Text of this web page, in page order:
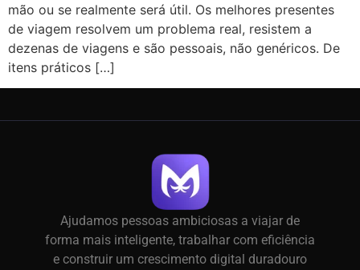
mão ou se realmente será útil. Os melhores presentes
de viagem resolvem um problema real, resistem a
dezenas de viagens e são pessoais, não genéricos. De
itens práticos […]
Ajudamos pessoas ambiciosas a viajar de
forma mais inteligente, trabalhar com eficiência
e construir um crescimento digital duradouro